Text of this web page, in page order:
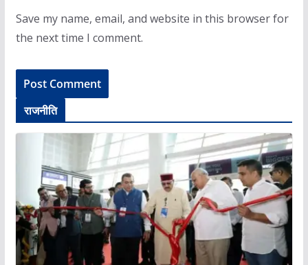
Save my name, email, and website in this browser for
the next time I comment.
राजनीति